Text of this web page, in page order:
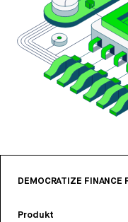
DEMOCRATIZE FINANCE
Produkt